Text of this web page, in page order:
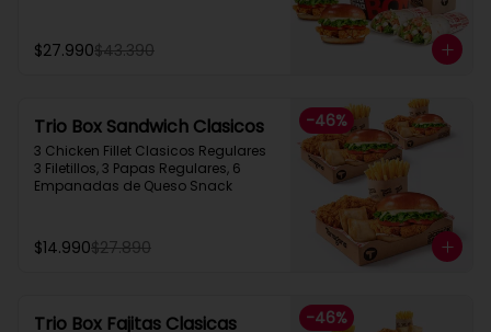
$27.990$43.390
-46%
Trio Box Sandwich Clasicos
3 Chicken Fillet Clasicos Regulares
3 Filetillos, 3 Papas Regulares, 6
Empanadas de Queso Snack
$14.990$27.890
-46%
Trio Box Fajitas Clasicas